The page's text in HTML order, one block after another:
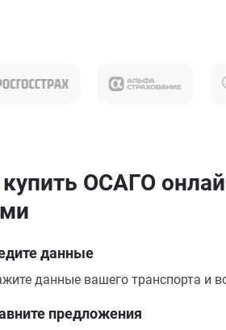
ОСАГО
данные
данные вашего транспорта и
предложения